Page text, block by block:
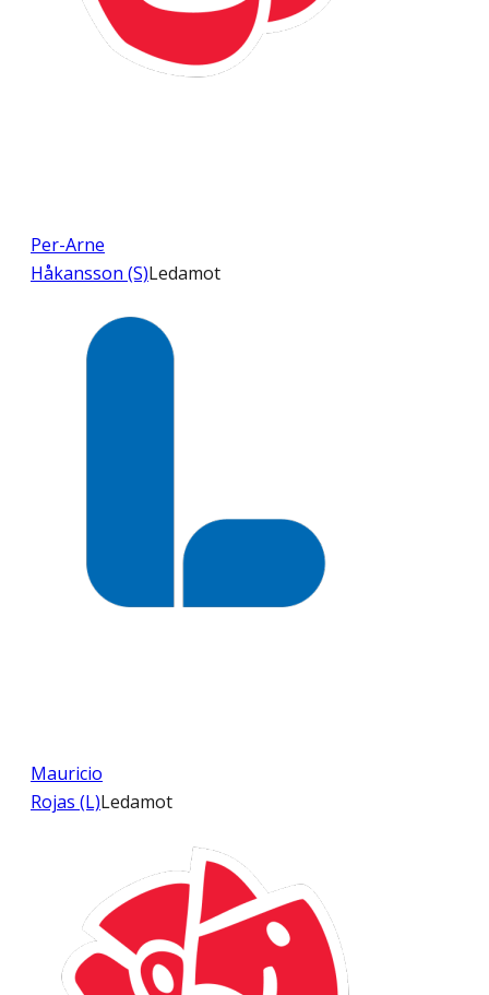
Per-Arne
Håkansson (S)Ledamot
Mauricio
Rojas (L)Ledamot